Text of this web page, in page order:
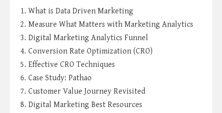
1. What is Data Driven Marketing
2. Measure What Matters with Marketing Analytics
3. Digital Marketing Analytics Funnel
4. Conversion Rate Optimization (CRO)
5. Effective CRO Techniques
6. Case Study: Pathao
7. Customer Value Journey Revisited
8. Digital Marketing Best Resources